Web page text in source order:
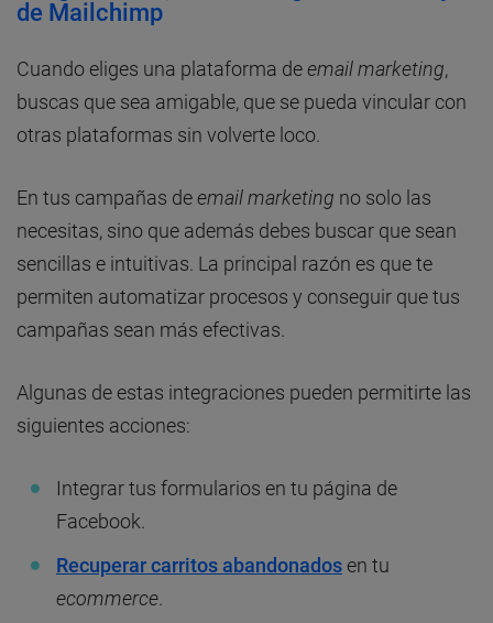
de Mailchimp
Cuando eliges una plataforma deemail marketing,
buscas que sea amigable, que se pueda vincular con
otras plataformas sin volverte loco.
En tus campañas deemail marketing no solo las
necesitas, sino que además debes buscar que sean
sencillas e intuitivas. La principal razón es que te
permiten automatizar procesos y conseguir que tus
campañas sean más efectivas.
Algunas de estas integraciones pueden permitirte las
siguientes acciones:
Integrar tus formularios en tu página de
Facebook.
Recuperar carritos abandonados en tu
ecommerce.